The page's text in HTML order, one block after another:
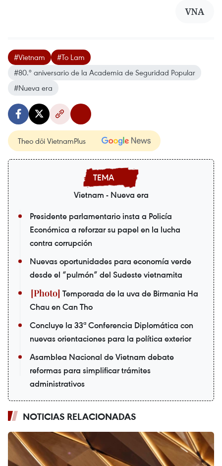
VNA
#Vietnam
#To Lam
#80.º aniversario de la Academia de Seguridad Popular
#Nueva era
Theo dõi VietnamPlus
Vietnam - Nueva era
Presidente parlamentario insta a Policía
Económica a reforzar su papel en la lucha
contra corrupción
Nuevas oportunidades para economía verde
desde el “pulmón” del Sudeste vietnamita
Temporada de la uva de Birmania Ha
Chau en Can Tho
Concluye la 33ª Conferencia Diplomática con
nuevas orientaciones para la política exterior
Asamblea Nacional de Vietnam debate
reformas para simplificar trámites
administrativos
NOTICIAS RELACIONADAS